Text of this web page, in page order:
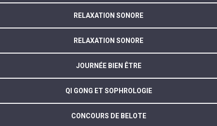
RELAXATION SONORE
RELAXATION SONORE
JOURNÉE BIEN ÊTRE
QI GONG ET SOPHROLOGIE
CONCOURS DE BELOTE